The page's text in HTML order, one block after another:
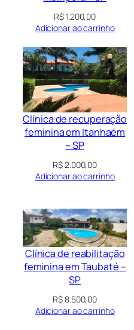
R$1.200,00
Adicionar ao carrinho
Clínica de recuperação
feminina em Itanhaém
– SP
R$2.000,00
Adicionar ao carrinho
Clínica de reabilitação
feminina em Taubaté –
SP
R$8.500,00
Adicionar ao carrinho